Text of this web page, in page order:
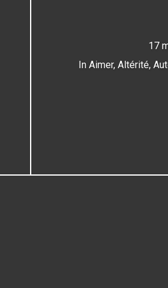
17
In Aimer, Altérité,